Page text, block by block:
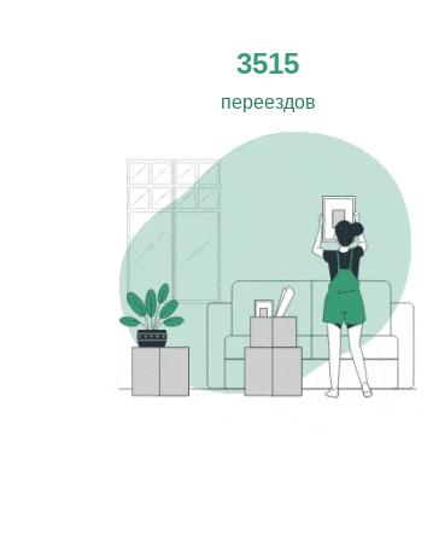
3515
переездов